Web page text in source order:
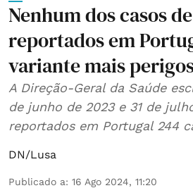
Nenhum dos casos
reportados em
variante mais
A Direção-Geral da Saúde
de junho de 2023 e 31 de
reportados em Portugal 244
DN/Lusa
Publicado a: 16 Ago 2024, 11:20